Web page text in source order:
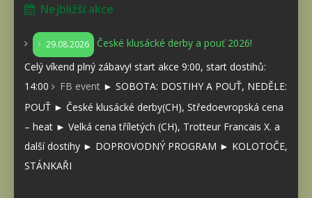
Nejbližší akce
29.08.2026
České klusácké derby a pouť 2026!
Celý víkend plný zábavy! start akce 9:00, start dostihů:
14:00
FB event ► SOBOTA: DOSTIHY A POUŤ, NEDĚLE:
POUŤ ► České klusácké derby(CH), Středoevropská cena
– heat ► Velká cena tříletých (CH), Trotteur Francais X. a
další dostihy ► DOPROVODNÝ PROGRAM ► KOLOTOČE,
STÁNKAŘI